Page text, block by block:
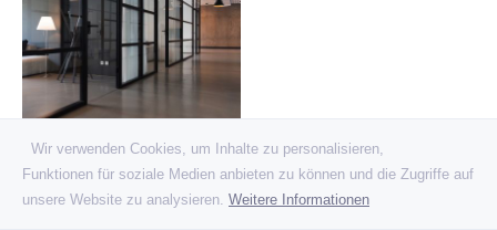
Wir verwenden Cookies, um Inhalte zu personalisieren,
Funktionen für soziale Medien anbieten zu können und die Zugriffe auf
unsere Website zu analysieren. Weitere Informationen